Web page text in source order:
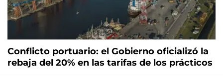
Conflicto portuario: el Gobierno oficializó la
rebaja del 20% en las tarifas de los prácticos